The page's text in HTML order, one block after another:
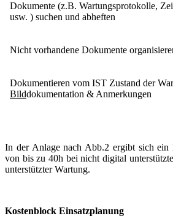
Dokumente (z.B. Wartungsprotokolle,
usw. ) suchen und abheften
Nicht vorhandene Dokumente
Dokumentieren vom IST Zustand der
Bilddokumentation & Anmerkungen
In der Anlage nach Abb.2 ergibt sich ein
von bis zu 40h bei nicht digital
unterstützter Wartung.
Kostenblock Einsatzplanung